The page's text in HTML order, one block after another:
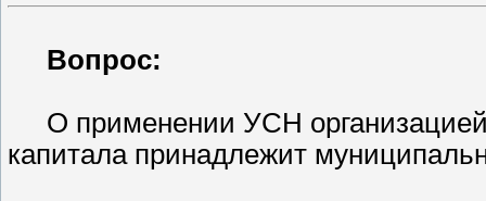
Вопрос:
О применении УСН
капитала принадлежит